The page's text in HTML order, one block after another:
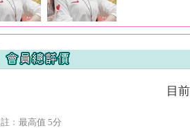
目
註﹕最高值 5分